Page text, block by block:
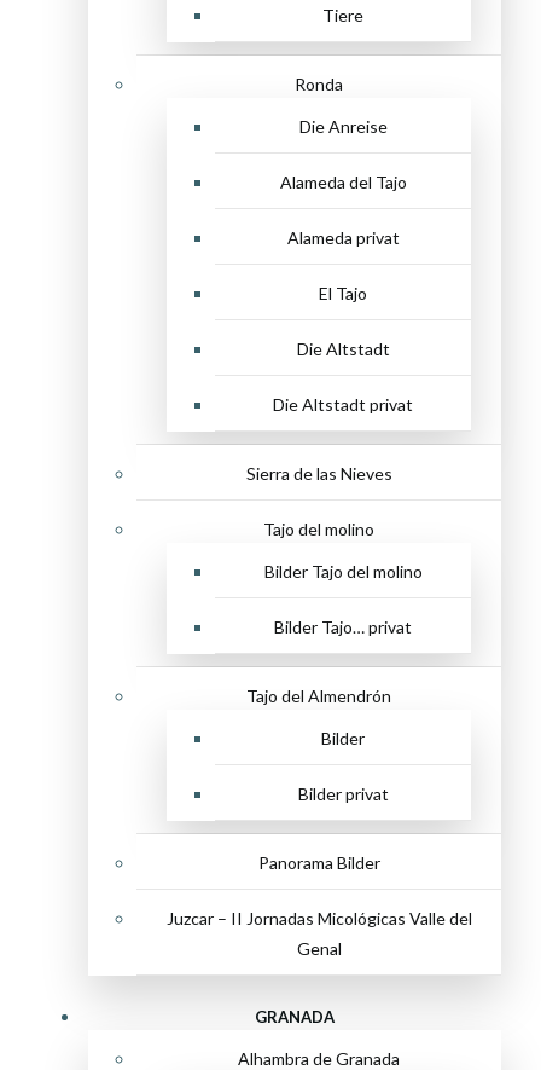
Tiere
Ronda
Die Anreise
Alameda del Tajo
Alameda privat
El Tajo
Die Altstadt
Die Altstadt privat
Sierra de las Nieves
Tajo del molino
Bilder Tajo del molino
Bilder Tajo… privat
Tajo del Almendrón
Bilder
Bilder privat
Panorama Bilder
Juzcar – II Jornadas Micológicas Valle del
Genal
GRANADA
Alhambra de Granada